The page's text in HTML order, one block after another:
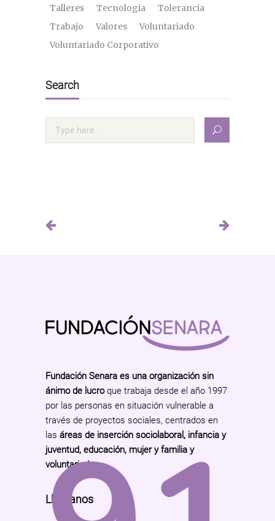
Talleres
Tecnologia
Tolerancia
Trabajo
Valores
Voluntariado
Voluntariado Corporativo
Search
Fundación Senara es una organización sin
ánimo de lucroque trabaja desde el año 1997
por las personas en situación vulnerable a
través de proyectos sociales, centrados en
las áreas de inserción sociolaboral, infancia y
juventud, educación, mujer y familia y
voluntariado.
Llámanos